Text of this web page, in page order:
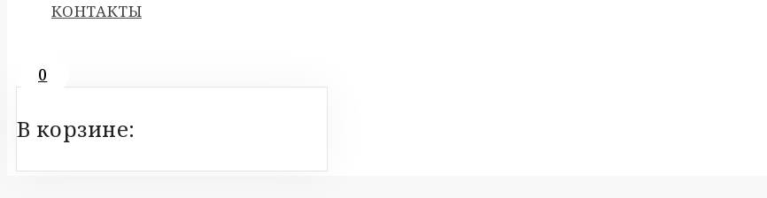
КОНТАКТЫ
0
В корзине: